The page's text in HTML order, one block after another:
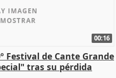
00:16
Festival de Cante Grande
tras su pérdida